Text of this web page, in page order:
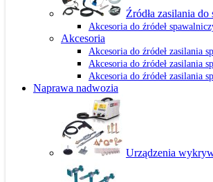
Źródła zasilania
Akcesoria do źródeł
Akcesoria
Akcesoria do źródeł zasilania
Akcesoria do źródeł zasilania
Akcesoria do źródeł zasilania
Naprawa nadwozia
Urządzenia